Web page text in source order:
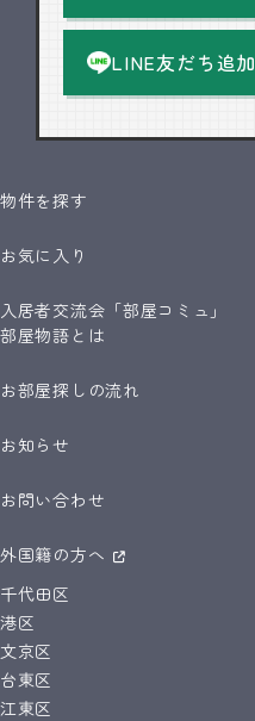
LINE友だち追加
物件を探す
お気に入り
入居者交流会「部屋コミュ」
部屋物語とは
お部屋探しの流れ
お知らせ
お問い合わせ
外国籍の方へ
千代田区
港区
文京区
台東区
江東区